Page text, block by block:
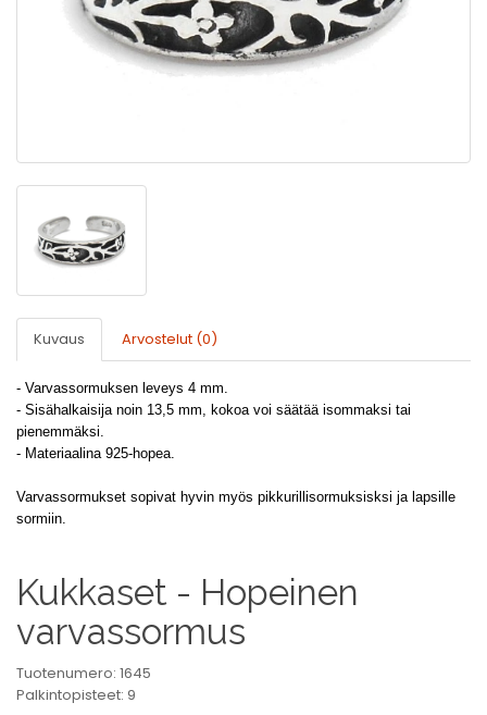
Kuvaus Arvostelut (0)
- Varvassormuksen leveys 4 mm.
- Sisähalkaisija noin 13,5 mm, kokoa voi säätää isommaksi tai
pienemmäksi.
- Materiaalina 925-hopea.
Varvassormukset sopivat hyvin myös pikkurillisormuksisksi ja lapsille
sormiin.
Kukkaset - Hopeinen
varvassormus
Tuotenumero: 1645
Palkintopisteet: 9